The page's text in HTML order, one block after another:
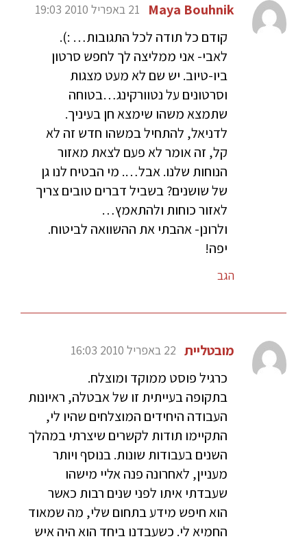
Maya Bouhnik 21 באפריל 2010 19:03
קודם כל תודה לכל התגובות… :).
לאבי- אני ממליצה לך לחפש סרטון
ביו-טיוב. יש שם לא מעט מצגות
וסרטונים על נטוורקינג…בטוחה
שתמצא משהו שימצא חן בעיניך.
לדניאל, להתחיל במשהו חדש זה לא
קל, זה אומר לא פעם לצאת מאזור
הנוחות שלנו. אבל…. מי הבטיח לנו גן
של שושנים? בשביל דברים טובים צריך
לאזור כוחות ולהתאמץ…
ולרונן- אהבתי את ההשוואה לביטוח.
יפה!
הגב
מובטליית 22 באפריל 2010 16:03
כרגיל פוסט ממוקד ומוצלח.
בתקופה בעייתית זו של אבטלה, ראיונות
העבודה היחידים המוצלחים שהיו לי,
התקיימו תודות לקשרים שיצרתי במהלך
השנים בעבודות שונות. בנוסף ויותר
מעניין, לאחרונה פנה אליי מישהו
שעבדתי איתו לפני שנים רבות כאשר
הוא חיפש מידע בתחום שלי, מה שמאוד
החמיא לי. כשעבדנו ביחד הוא היה איש